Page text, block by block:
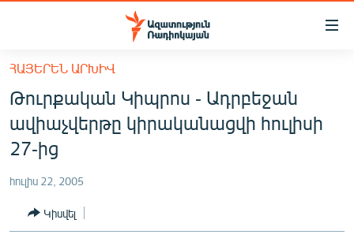
Մատչելիության
հիմնական
բովանդակությանը
Անցնել
հիմնական
մենյուին
ՀԱՅԱՍՏԱՆ
ՔԱՂԱՔԱԿԱՆ
ՀԱՍԱՐԱԿՈՒԹՅՈՒՆ
ՀԱՅԵՐԵՆ ԱՐԽԻՎ
Թուրքական Կիպրոս - Ադրբեջան
ավիաչվերթը կիրականացվի հուլիսի
27-ից
հուլիս 22, 2005
Կիսվել